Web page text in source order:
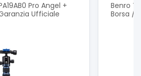
Pro Angel +
Ufficiale
Benro
Borsa /